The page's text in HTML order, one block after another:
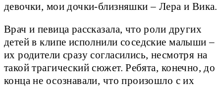
девочки, мои дочки-близняшки – Лера и Вика.
Врач и певица рассказала, что роли других
детей в клипе исполнили соседские малыши –
их родители сразу согласились, несмотря на
такой трагический сюжет. Ребята, конечно, до
конца не осознавали, что произошло с их